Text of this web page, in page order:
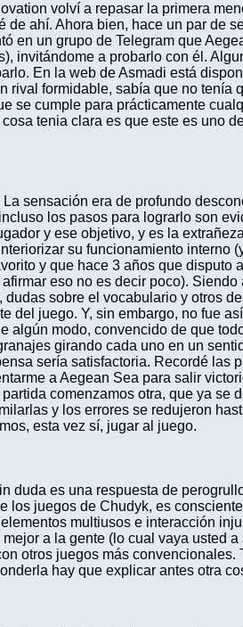
volví a repasar la primera
ahí. Ahora bien, hace un par de
en un grupo de Telegram que
invitándome a probarlo con él.
En la web de Asmadi está
rival formidable, sabía que no tenía
se cumple para prácticamente
tenia clara es que este es uno
sensación era de profundo
los pasos para lograrlo son
y ese objetivo, y es la
su funcionamiento interno
y que hace 3 años que disputo
eso no es decir poco).
sobre el vocabulario y otros
del juego. Y, sin embargo, no fue
modo, convencido de que
girando cada uno en un
sería satisfactoria. Recordé las
a Aegean Sea para salir
comenzamos otra, que ya se
y los errores se redujeron
esta vez sí, jugar al juego.
duda es una respuesta de
los juegos de Chudyk, es
multiusos e interacción
a la gente (lo cual vaya usted
otros juegos más convencionales.
hay que explicar antes otra